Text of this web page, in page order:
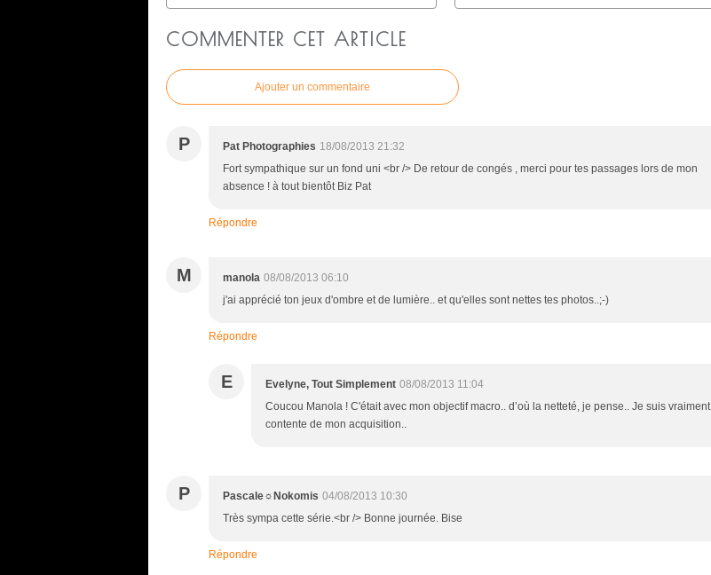
COMMENTER CET ARTICLE
Ajouter un commentaire
P Pat Photographies 18/08/2013 21:32
Fort sympathique sur un fond uni <br /> De retour de congés , merci pour tes passages lors de mon
absence ! à tout bientôt Biz Pat
Répondre
M manola 08/08/2013 06:10
j'ai apprécié ton jeux d'ombre et de lumière.. et qu'elles sont nettes tes photos..;-)
Répondre
E Evelyne, Tout Simplement 08/08/2013 11:04
Coucou Manola ! C'était avec mon objectif macro.. d’où la netteté, je pense.. Je suis vraiment
contente de mon acquisition..
P Pascale☼Nokomis 04/08/2013 10:30
Très sympa cette série.<br /> Bonne journée. Bise
Répondre